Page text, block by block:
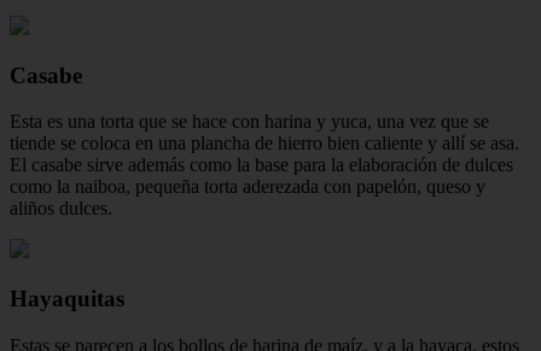
Casabe
Esta es una torta que se hace con harina y yuca, una vez que se
tiende se coloca en una plancha de hierro bien caliente y allí se asa.
El casabe sirve además como la base para la elaboración de dulces
como la naiboa, pequeña torta aderezada con papelón, queso y
aliños dulces.
Hayaquitas
Estas se parecen a los bollos de harina de maíz, y a la hayaca, estos